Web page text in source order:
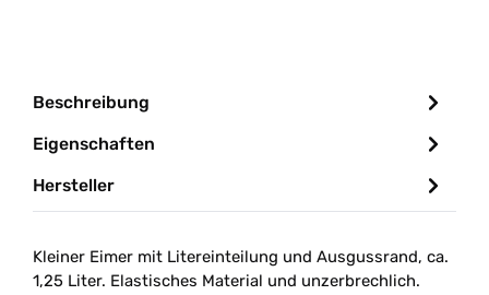
Beschreibung
Eigenschaften
Hersteller
Kleiner Eimer mit Litereinteilung und Ausgussrand, ca.
1,25 Liter. Elastisches Material und unzerbrechlich.